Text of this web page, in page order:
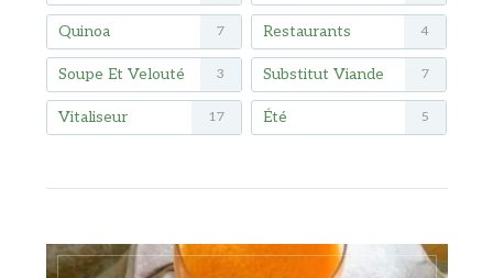
Quinoa 7 Restaurants 4
Soupe Et Velouté 3 Substitut Viande 7
Vitaliseur 17 Été 5